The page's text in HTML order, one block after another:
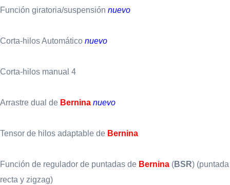
Función giratoria/suspensión nuevo
Corta-hilos Automático nuevo
Corta-hilos manual 4
Arrastre dual de Bernina nuevo
Tensor de hilos adaptable de Bernina
Función de regulador de puntadas de Bernina (BSR) (puntada
recta y zigzag)